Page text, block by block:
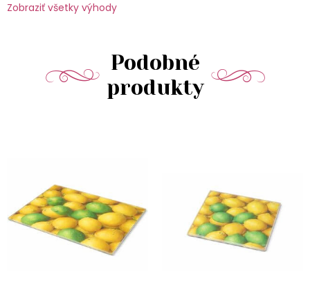
Zobraziť všetky výhody
Podobné
produkty